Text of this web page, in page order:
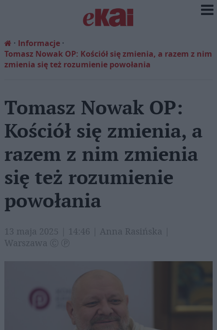
Informacje
Tomasz Nowak OP: Kościół się zmienia, a razem z nim
zmienia się też rozumienie powołania
Tomasz Nowak OP:
Kościół się zmienia, a
razem z nim zmienia
się też rozumienie
powołania
13 maja 2025 | 14:46 | Anna Rasińska |
Warszawa Ⓒ Ⓟ